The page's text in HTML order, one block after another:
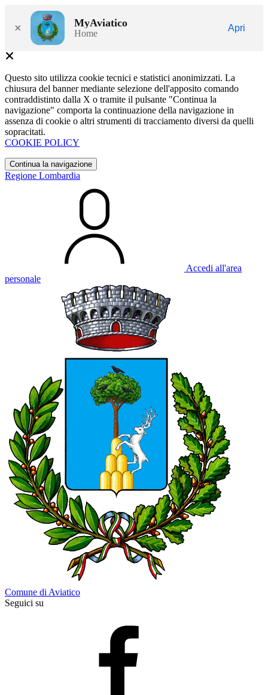
× MyAviatico
Home
Apri
Questo sito utilizza cookie tecnici e statistici anonimizzati. La
chiusura del banner mediante selezione dell'apposito comando
contraddistinto dalla X o tramite il pulsante "Continua la
navigazione" comporta la continuazione della navigazione in
assenza di cookie o altri strumenti di tracciamento diversi da quelli
sopracitati.
COOKIE POLICY
Continua la navigazione
Regione Lombardia
Accedi all'area
personale
Comune di Aviatico
Seguici su